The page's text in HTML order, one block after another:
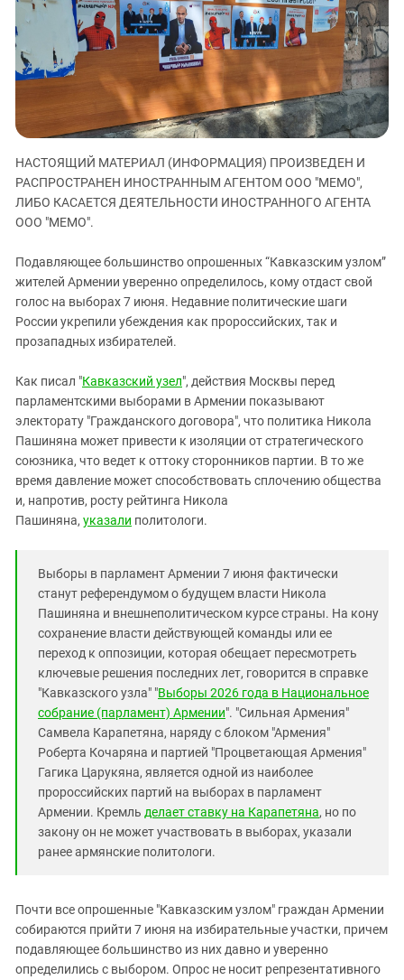
ЗАСТАВЛЯЕТ
КАВКАЗ ЗА ПАЛЕСТИНУ
ИНАКОМЫСЛИЕ В ЧЕЧНЕ
ПРЕСЛЕДОВАНИЕ АКТИВИСТОВ
МОБИЛИЗАЦИЯ И ПРОТЕСТЫ
Дагестан
Ингушетия
Кабардино-Балкария
Карачаево-Черкесия
Краснодарский край
Нагорный Карабах
Российская Федерация
Северная Осетия - Алания
Ставропольский край
Южная Осетия
Южный Кавказ
ЮФО
НАСТОЯЩИЙ МАТЕРИАЛ (ИНФОРМАЦИЯ) ПРОИЗВЕДЕН И
РАСПРОСТРАНЕН ИНОСТРАННЫМ АГЕНТОМ ООО "МЕМО",
ЛИБО КАСАЕТСЯ ДЕЯТЕЛЬНОСТИ ИНОСТРАННОГО АГЕНТА
ООО "МЕМО".
Подавляющее большинство опрошенных “Кавказским узлом”
жителей Армении уверенно определилось, кому отдаст свой
голос на выборах 7 июня. Недавние политические шаги
России укрепили убеждения как пророссийских, так и
прозападных избирателей.
Как писал "Кавказский узел", действия Москвы перед
парламентскими выборами в Армении показывают
электорату "Гражданского договора", что политика Никола
Пашиняна может привести к изоляции от стратегического
союзника, что ведет к оттоку сторонников партии. В то же
время давление может способствовать сплочению общества
и, напротив, росту рейтинга Никола
Пашиняна, указали политологи.
Выборы в парламент Армении 7 июня фактически
станут референдумом о будущем власти Никола
Пашиняна и внешнеполитическом курсе страны. На кону
сохранение власти действующей команды или ее
переход к оппозиции, которая обещает пересмотреть
ключевые решения последних лет, говорится в справке
"Кавказского узла" "Выборы 2026 года в Национальное
собрание (парламент) Армении". "Сильная Армения"
Самвела Карапетяна, наряду с блоком "Армения"
Роберта Кочаряна и партией "Процветающая Армения"
Гагика Царукяна, является одной из наиболее
пророссийских партий на выборах в парламент
Армении. Кремль делает ставку на Карапетяна, но по
закону он не может участвовать в выборах, указали
ранее армянские политологи.
Почти все опрошенные "Кавказским узлом" граждан Армении
собираются прийти 7 июня на избирательные участки, причем
подавляющее большинство из них давно и уверенно
определились с выбором. Опрос не носит репрезентативного